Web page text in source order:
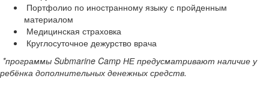
Портфолио по иностранному языку с пройденным
материалом
Медицинская страховка
Круглосуточное дежурство врача
*программы Submarine Camp НЕ предусматривают наличие у
ребёнка дополнительных денежных средств.